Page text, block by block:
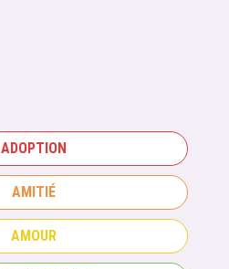
ADOPTION
AMITIÉ
AMOUR